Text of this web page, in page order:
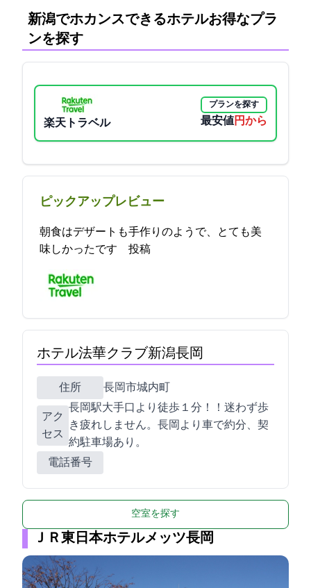
新潟でホカンスできるホテル:お得なプラ
ンを探す
楽天トラベル
プランを探す
最安値4325円から
ピックアップレビュー
朝食はデザートも手作りのようで、とても美
味しかったです 2024-04-10 07:09:18投稿
ホテル法華クラブ新潟長岡
住所 長岡市城内町1-3-2
アク
セス
長岡駅大手口より徒歩１分！！迷わず歩
き疲れしません。長岡ICより車で約20分、契
約駐車場あり。
電話番号
空室を探す
ＪＲ東日本ホテルメッツ長岡